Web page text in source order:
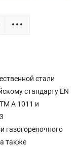
стали
стандарту EN
A 1011 и
также